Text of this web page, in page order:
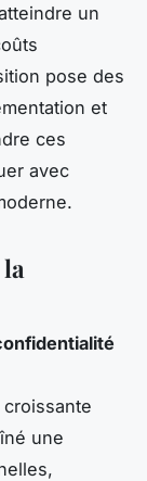
un
pose des
et
ces
avec
une